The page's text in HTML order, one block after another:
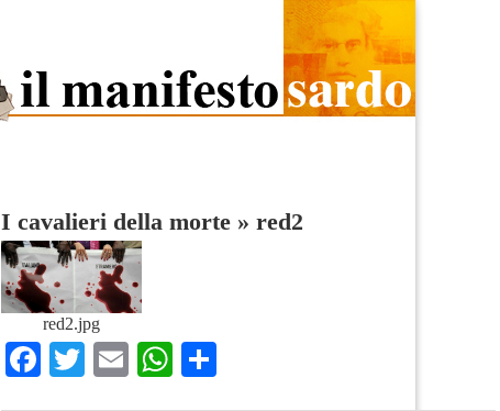
I cavalieri della morte » red2
red2.jpg
Facebook
TwitterEmailWhatsApp